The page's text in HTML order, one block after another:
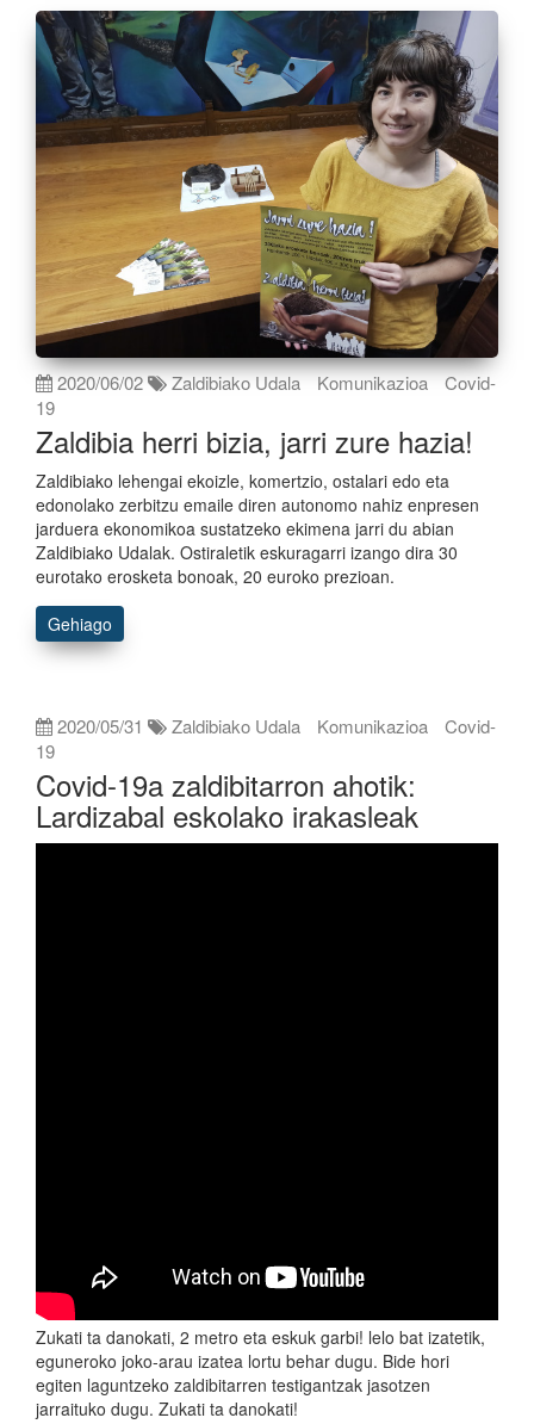
2020/06/02 Zaldibiako Udala Komunikazioa
Covid-
19
Zaldibia herri bizia, jarri zure hazia!
Zaldibiako lehengai ekoizle, komertzio, ostalari edo eta
edonolako zerbitzu emaile diren autonomo nahiz enpresen
jarduera ekonomikoa sustatzeko ekimena jarri du abian
Zaldibiako Udalak. Ostiraletik eskuragarri izango dira 30
eurotako erosketa bonoak, 20 euroko prezioan.
Gehiago
2020/05/31 Zaldibiako Udala Komunikazioa
Covid-
19
Covid-19a zaldibitarron ahotik:
Lardizabal eskolako irakasleak
Zukati ta danokati, 2 metro eta eskuk garbi! lelo bat izatetik,
eguneroko joko-arau izatea lortu behar dugu. Bide hori
egiten laguntzeko zaldibitarren testigantzak jasotzen
jarraituko dugu. Zukati ta danokati!